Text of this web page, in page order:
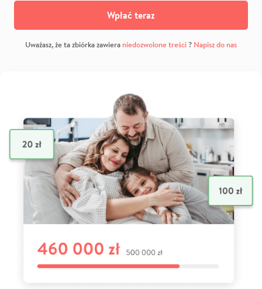
Wpłać teraz
Uważasz, że ta zbiórka zawiera niedozwolone treści? Napisz do nas